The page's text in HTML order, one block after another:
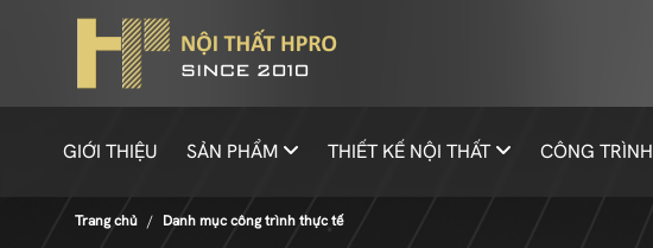
GIỚI THIỆU SẢN PHẨM THIẾT KẾ NỘI THẤT CÔNG
Trang chủ Danh mục công trình thực tế